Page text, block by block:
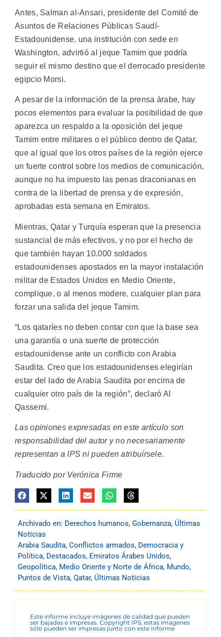
Antes, Salman al-Ansari, presidente del Comité de
Asuntos de Relaciones Públicas Saudí-
Estadounidense, una institución con sede en
Washington, advirtió al jeque Tamim que podría
seguir el mismo destino que el derrocado presidente
egipcio Morsi.
A pesar de la información de la prensa árabe, hay
pocos elementos para evaluar la posibilidad de que
aparezca un respaldo a la oposición del jeque
Tamim entre militares o el público dentro de Qatar,
que al igual que los otros países de la región ejerce
un fuerte control sobre los medios de comunicación,
aunque no ha impuesto las penas draconianas en
contra de la libertad de prensa y de expresión,
aprobadas esta semana en Emiratos.
Mientras, Qatar y Turquía esperan que la presencia
sustancial de más efectivos, y no por el hecho de
que también hayan 10.000 soldados
estadounidenses apostados en la mayor instalación
militar de Estados Unidos en Medio Oriente,
complique, o al menos modere, cualquier plan para
forzar una salida del jeque Tamim.
“Los qataríes no deben contar con que la base sea
una garantía o una suerte de protección
estadounidense ante un conflicto con Arabia
Saudita. Creo que los estadounidenses elegirían
estar del lado de Arabia Saudita por encima de
cualquier otro país de la región”, declaró Al
Qassemi.
Las opiniones expresadas en este artículo son
responsabilidad del autor y no necesariamente
representan a IPS ni pueden atribuírsele.
Traducido por Verónica Firme
Archivado en: Derechos humanos, Gobernanza, Últimas
Noticias
Arabia Saudita, Conflictos armados, Democracia y
Política, Destacados, Emiratos Árabes Unidos,
Geopolítica, Medio Oriente y Norte de África, Mundo,
Puntos de Vista, Qatar, Últimas Noticias
Este informe incluye imágenes de calidad que pueden
ser bajadas e impresas. Copyright IPS, estas imágenes
sólo pueden ser impresas junto con este informe